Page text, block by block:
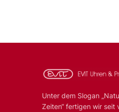
Unter dem Slogan
Zeiten“ fertigen wir seit